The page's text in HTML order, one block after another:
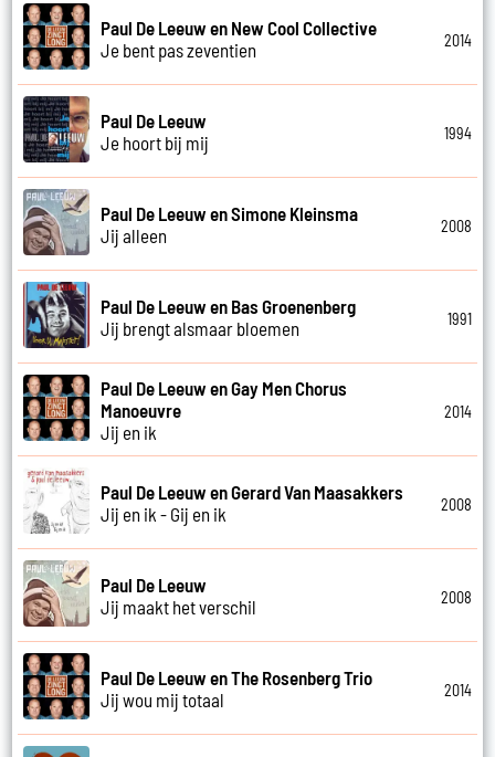
Paul De Leeuw en New Cool Collective
Je bent pas zeventien
2014
Paul De Leeuw
Je hoort bij mij
1994
Paul De Leeuw en Simone Kleinsma
Jij alleen
2008
Paul De Leeuw en Bas Groenenberg
Jij brengt alsmaar bloemen
1991
Paul De Leeuw en Gay Men Chorus
Manoeuvre
Jij en ik
2014
Paul De Leeuw en Gerard Van Maasakkers
Jij en ik - Gij en ik
2008
Paul De Leeuw
Jij maakt het verschil
2008
Paul De Leeuw en The Rosenberg Trio
Jij wou mij totaal
2014